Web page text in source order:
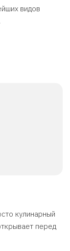
видов
кулинарный
перед